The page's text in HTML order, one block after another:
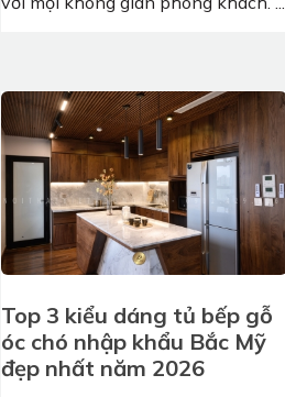
Top 3 kiểu dáng tủ bếp gỗ
óc chó nhập khẩu Bắc Mỹ
đẹp nhất năm 2026